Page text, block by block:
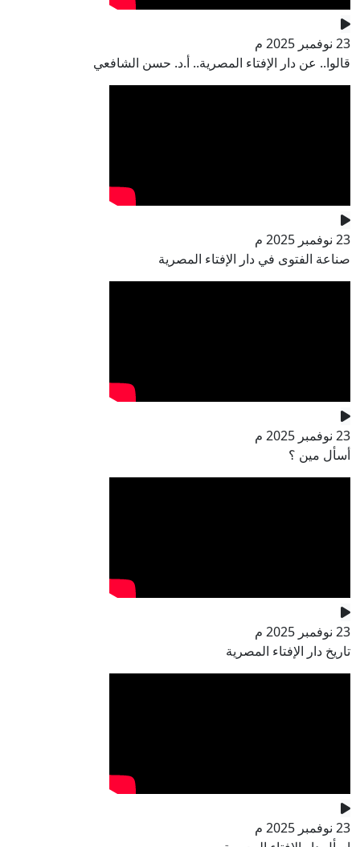
23 نوفمبر 2025 م
قالوا.. عن دار الإفتاء المصرية.. أ.د. حسن الشافعي
23 نوفمبر 2025 م
صناعة الفتوى في دار الإفتاء المصرية
23 نوفمبر 2025 م
أسأل مين ؟
23 نوفمبر 2025 م
تاريخ دار الإفتاء المصرية
23 نوفمبر 2025 م